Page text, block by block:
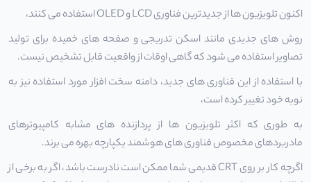
اکنونتلویزیونها از جدیدترین فناوری LCD و OLED استفاده می کنند،
روش های جدیدی مانند اسکن تدریجی و صفحه های خمیده برای تولید
تصاویر استفاده می شود که گاهی اوقات از واقعیت قابل تشخیص نیست.
با استفاده از این فناوری های جدید، دامنه سخت افزار مورد استفاده نیز به
نوبه خود تغییر کرده است،
به طوری که اکثر تلویزیون ها از پردازنده های مشابه کامپیوترهای
مادربردهای مخصوص فناوری های هوشمند یکپارچه بهره می برند.
اگرچه کار بر روی CRT قدیمی شما ممکن است نادرست باشد، اگر به برخی از